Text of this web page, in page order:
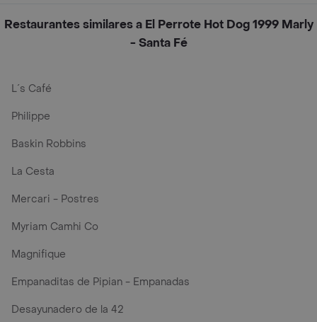
Restaurantes similares a El Perrote Hot Dog 1999 Marly
- Santa Fé
L´s Café
Philippe
Baskin Robbins
La Cesta
Mercari - Postres
Myriam Camhi Co
Magnifique
Empanaditas de Pipian - Empanadas
Desayunadero de la 42